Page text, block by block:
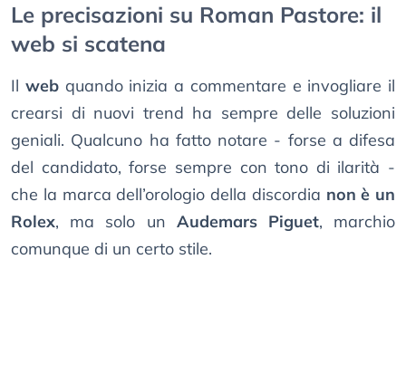
Le precisazioni su Roman Pastore: il
web si scatena
Il webquando inizia a commentare e invogliare il
crearsi di nuovi trend ha sempre delle soluzioni
geniali. Qualcuno ha fatto notare - forse a difesa
del candidato, forse sempre con tono di ilarità -
che la marca dell’orologio della discordia non è un
Rolex, ma solo un Audemars Piguet, marchio
comunque di un certo stile.